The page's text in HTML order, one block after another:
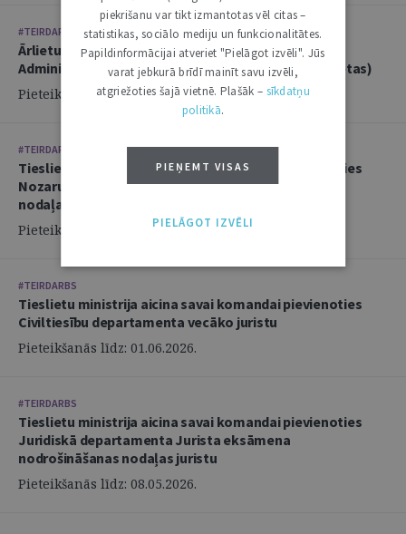
#TEIRDARBS
Ārlietu ministrija aicina savā komandā pievienoties
Administratīvi tiesiskās nodaļas juristu (2 amata vietas)
Pieteikšanās līdz: 14.06.2026.
#TEIRDARBS
Tieslietu ministrija aicina savai komandai pievienoties
Nozaru politikas departamenta Politikas izstrādes
nodaļas juristu
Pieteikšanās līdz: 02.06.2026.
#TEIRDARBS
Tieslietu ministrija aicina savai komandai pievienoties
Civiltiesību departamenta vecāko juristu
Pieteikšanās līdz: 01.06.2026.
#TEIRDARBS
Tieslietu ministrija aicina savai komandai pievienoties
Juridiskā departamenta Jurista eksāmena
nodrošināšanas nodaļas juristu
Pieteikšanās līdz: 08.05.2026.
piekrišanu var tikt izmantotas vēl citas –
statistikas, sociālo mediju un funkcionalitātes.
Papildinformācijai atveriet "Pielāgot izvēli". Jūs
varat jebkurā brīdī mainīt savu izvēli,
atgriežoties šajā vietnē. Plašāk – sīkdatņu
politikā.
PIEŅEMT VISAS
PIELĀGOT IZVĒLI